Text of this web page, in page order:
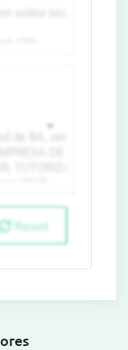
Reset